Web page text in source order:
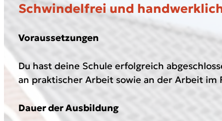
Schwindelfrei und
Voraussetzungen
Du hast deine Schule erfolgreich
an praktischer Arbeit sowie an der Arbeit im
Dauer der Ausbildung